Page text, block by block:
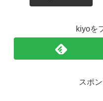
kiyoを
スポ